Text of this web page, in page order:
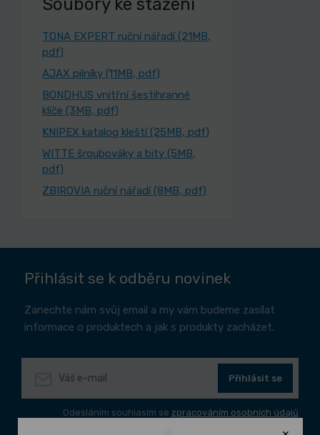
Soubory ke stažení
TONA EXPERT ruční nářadí (21MB,
pdf)
AJAX pilníky (11MB, pdf)
BONDHUS vnitřní šestihranné
klíče (3MB, pdf)
KNIPEX katalog kleští (25MB, pdf)
WITTE šroubováky a bity (5MB,
pdf)
ZBIROVIA ruční nářadí (8MB, pdf)
Přihlásit se k odběru novinek
Zanechte nám svůj email a my vám budeme zasílat
informace o produktech a jak s produkty zacházet.
Přihlásit se
Odesláním souhlasím se zpracováním osobních údajů